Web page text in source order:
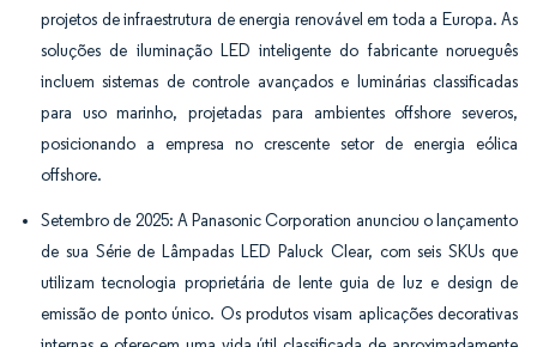
projetos de infraestrutura de energia renovável em toda a Europa. As
soluções de iluminação LED inteligente do fabricante norueguês
incluem sistemas de controle avançados e luminárias classificadas
para uso marinho, projetadas para ambientes offshore severos,
posicionando a empresa no crescente setor de energia eólica
offshore.
Setembro de 2025: A Panasonic Corporation anunciou o lançamento
de sua Série de Lâmpadas LED Paluck Clear, com seis SKUs que
utilizam tecnologia proprietária de lente guia de luz e design de
emissão de ponto único. Os produtos visam aplicações decorativas